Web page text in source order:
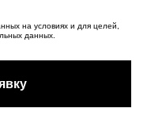
на условиях и для целей,
данных.